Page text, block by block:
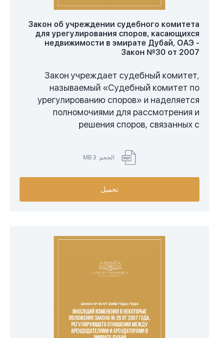
Закон об учреждении судебного комитета
для урегулирования споров, касающихся
недвижимости в эмирате Дубай, ОАЭ -
Закон №30 от 2007
Закон учреждает судебный комитет,
называемый «Судебный комитет по
урегулированию споров» и наделяется
полномочиями для рассмотрения и
решения споров, связанных с
определены типы споров, которые
рассматривает данный государственный
заседания, даются пояснения по
الحجم: 3 MB
تحميل